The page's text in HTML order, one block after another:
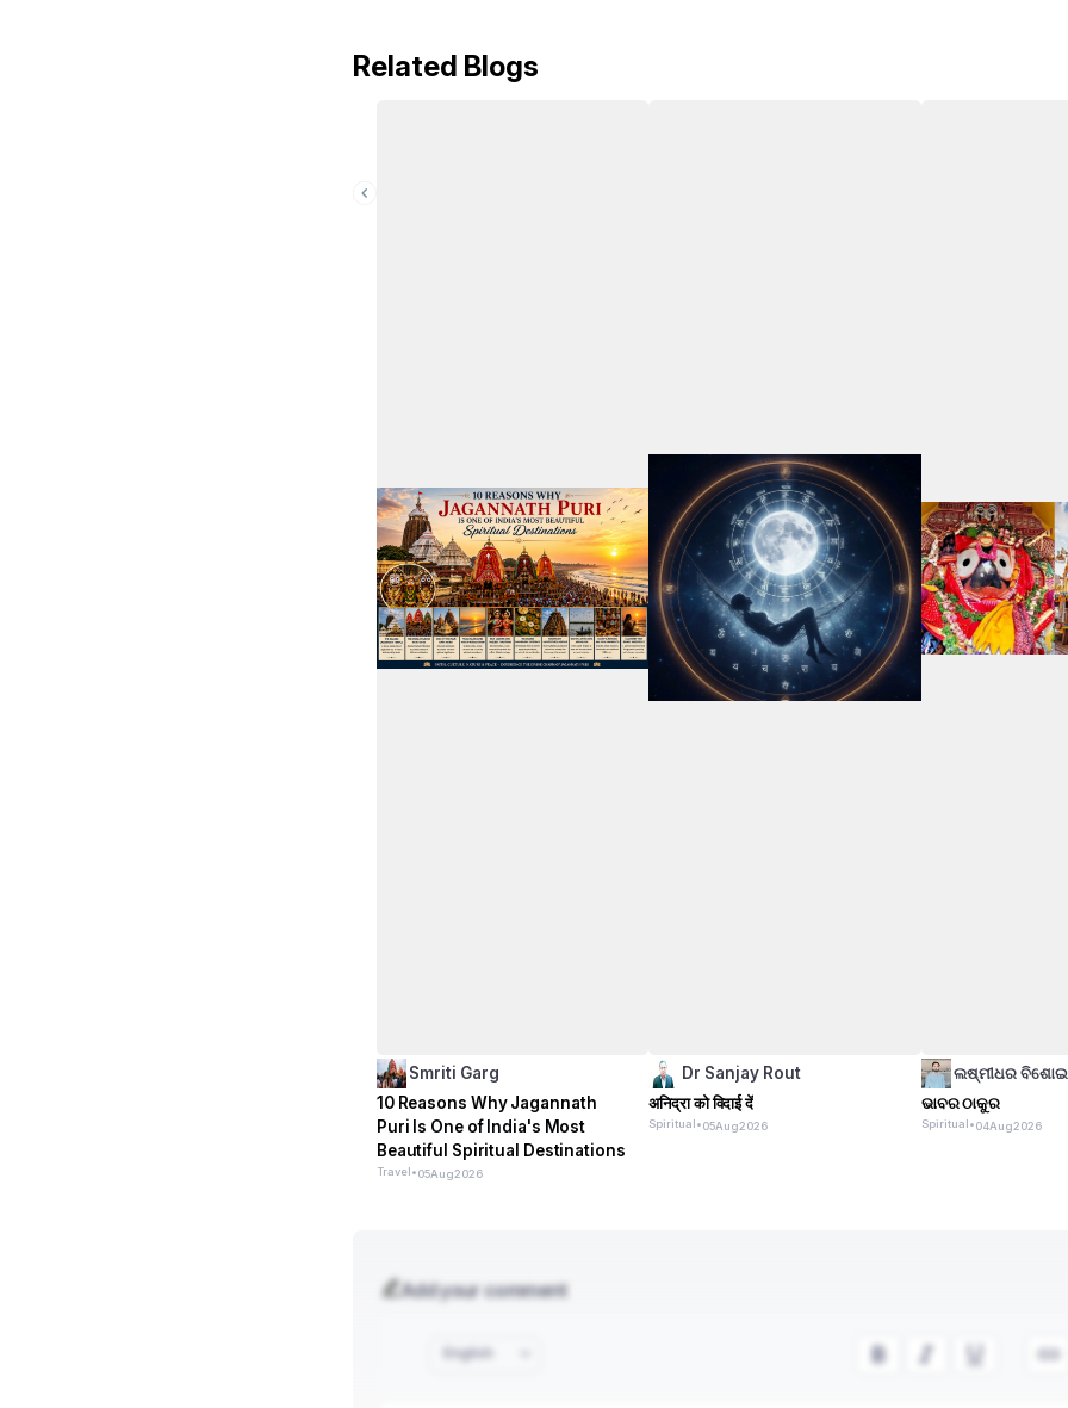
Related Blogs
Smriti Garg
10 Reasons Why Jagannath
Puri Is One of India's Most
Beautiful Spiritual Destinations
Travel•05Aug2026
Dr Sanjay Rout
अनिद्रा को विदाई दें
Spiritual•05Aug2026
ଲଷ୍ମୀଧର ବିଶୋଇ
ଭାବର ଠାକୁର
Spiritual•04Aug2026
Add your comment
English